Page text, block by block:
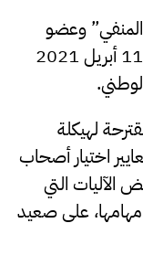
وعضو
المجلس، “عبد الله اللافي” اليوم الأحد 11 أبريل 2021
لهيكلة
اختيار أصحاب
الآليات التي
على صعيد